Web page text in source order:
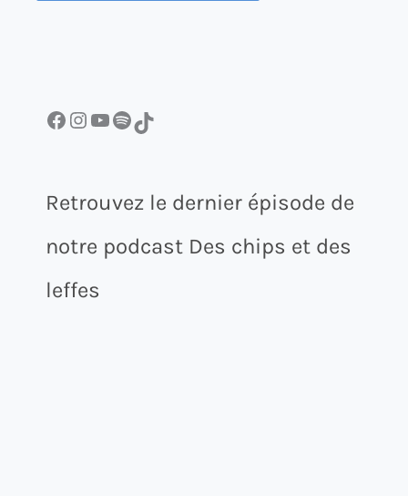
Facebook InstagramYouTube Spotify TikTok
Retrouvez le dernier épisode de
notre podcast Des chips et des
leffes